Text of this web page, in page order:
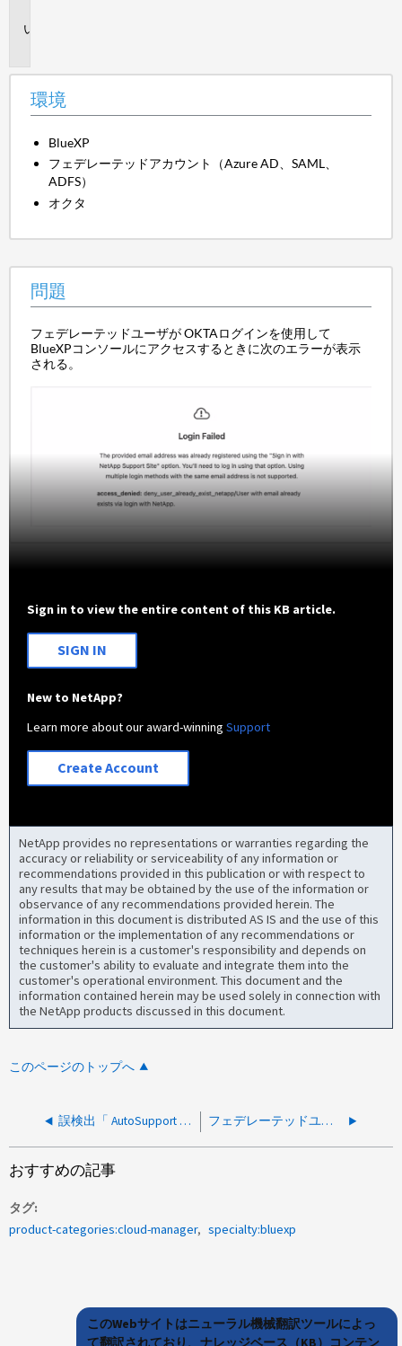
環境
BlueXP
フェデレーテッドアカウント（Azure AD、SAML、
ADFS）
オクタ
問題
フェデレーテッドユーザが OKTAログインを使用して
BlueXPコンソールにアクセスするときに次のエラーが表示
される。
Sign in to view the entire content of this KB article.
SIGN IN
New to NetApp?
Learn more about our award-winningSupport
Create Account
NetApp provides no representations or warranties regarding the
accuracy or reliability or serviceability of any information or
recommendations provided in this publication or with respect to
any results that may be obtained by the use of the information or
observance of any recommendations provided herein. The
information in this document is distributed AS IS and the use of this
information or the implementation of any recommendations or
techniques herein is a customer's responsibility and depends on
the customer's ability to evaluate and integrate them into the
customer's operational environment. This document and the
information contained herein may be used solely in connection with
the NetApp products discussed in this document.
このページのトップへ
誤検出「 AutoSupport メッセージが正常に送信されました」 フェデレーテッドユーザがbluexp.netapp.comにログインしようとするとエラーが表示される。「アカウントのEメールアドレスがないとフェデレーション経由でログインできません」というエラーが表示される
おすすめの記事
タグ
product-categories:cloud-manager
specialty:bluexp
このWebサイトはニューラル機械翻訳ツールによっ
て翻訳されており、ナレッジベース（KB）コンテン